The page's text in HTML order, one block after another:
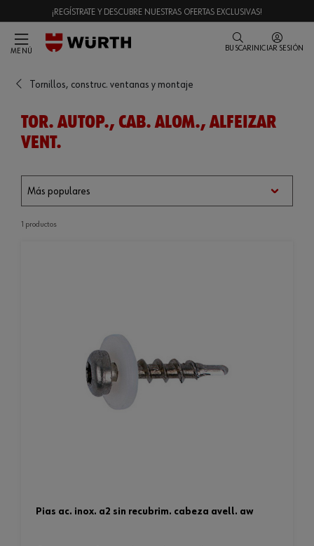
¡REGÍSTRATE Y DESCUBRE NUESTRAS OFERTAS EXCLUSIVAS!
MENÚ BUSCAR INICIAR SESIÓN
Tornillos, construc. ventanas y montaje
TOR. AUTOP., CAB. ALOM., ALFEIZAR
VENT.
1 productos
pias ac. inox. a2 sin recubrim. cabeza avell. aw